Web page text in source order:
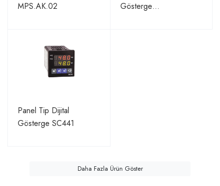
MPS.AK.02
Gösterge
Panel Tip Dijital
Gösterge SC441
Daha Fazla Ürün Göster